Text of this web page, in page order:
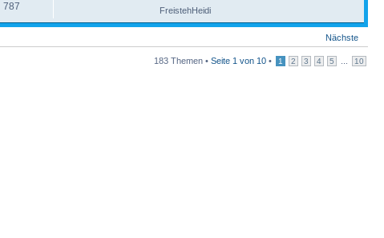
787 FreistehHeidi
Nächste
183 Themen • Seite 1 von 10 • 1 2 3 4 5 ... 10